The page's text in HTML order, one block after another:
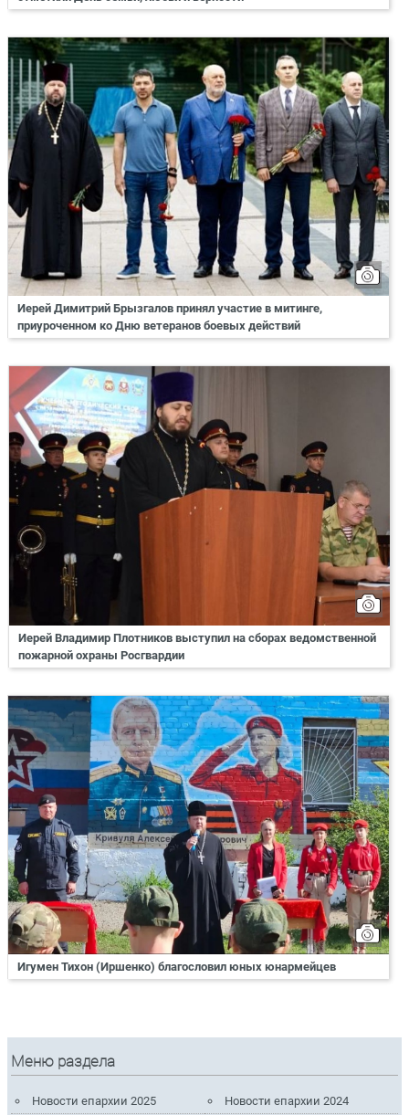
Иерей Димитрий Брызгалов принял участие в митинге,
приуроченном ко Дню ветеранов боевых действий
Иерей Владимир Плотников выступил на сборах ведомственной
пожарной охраны Росгвардии
Игумен Тихон (Иршенко) благословил юных юнармейцев
Меню раздела
Новости епархии 2025
Новости епархии 2024